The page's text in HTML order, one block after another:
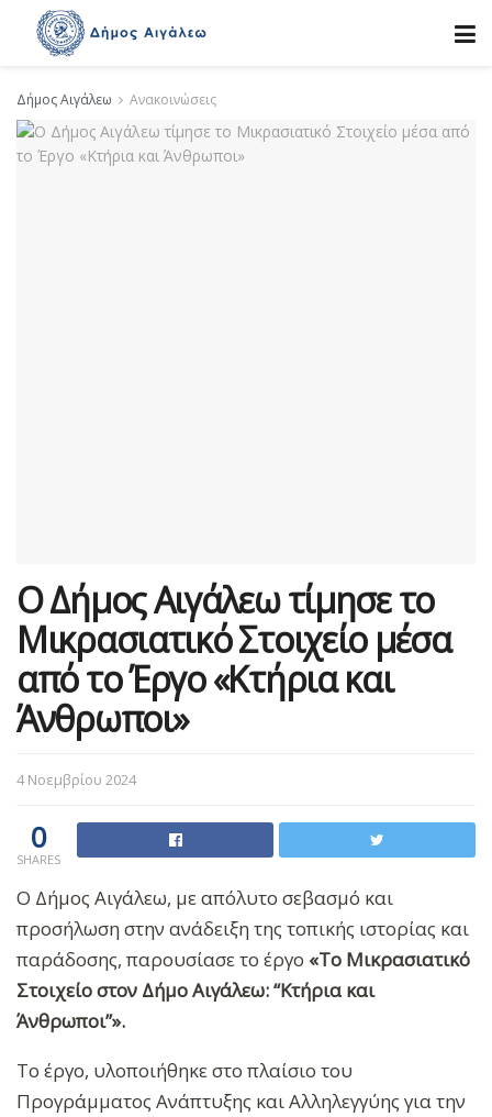
Δήμος Αιγάλεω Ανακοινώσεις
Ο Δήμος Αιγάλεω τίμησε το
Μικρασιατικό Στοιχείο μέσα
από το Έργο «Κτήρια και
Άνθρωποι»
4 Νοεμβρίου 2024
0
SHARES
Ο Δήμος Αιγάλεω, με απόλυτο σεβασμό και
προσήλωση στην ανάδειξη της τοπικής ιστορίας και
παράδοσης, παρουσίασε το έργο «Το Μικρασιατικό
Στοιχείο στον Δήμο Αιγάλεω: “Κτήρια και
Άνθρωποι”».
Το έργο, υλοποιήθηκε στο πλαίσιο του
Προγράμματος Ανάπτυξης και Αλληλεγγύης για την